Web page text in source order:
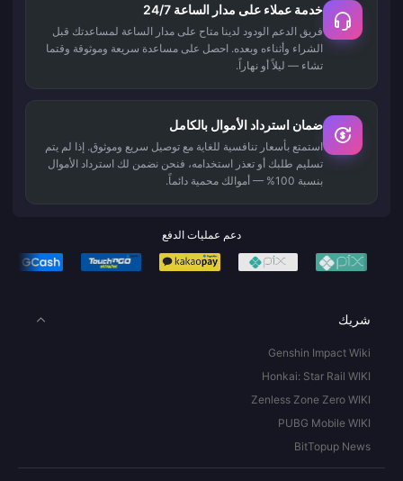
خدمة عملاء على مدار الساعة 24/7
فريق الدعم الودود لدينا متاح على مدار الساعة لمساعدتك قبل
الشراء وأثناءه وبعده. احصل على مساعدة سريعة وموثوقة وقتما
تشاء — ليلاً أو نهاراً.
ضمان استرداد الأموال بالكامل
استمتع بأسعار تنافسية للغاية مع توصيل سريع وموثوق. إذا لم يتم
تسليم طلبك أو تعذر استخدامه، فنحن نضمن لك استرداد الأموال
بنسبة 100% — أموالك محمية دائماً.
دعم عمليات الدفع
شريك
Genshin Impact Wiki
Honkai: Star Rail WIKI
Zenless Zone Zero WIKI
PUBG Mobile WIKI
BitTopup News